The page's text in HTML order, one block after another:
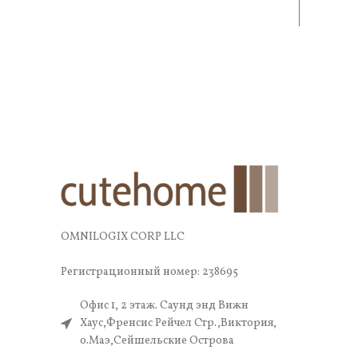
OMNILOGIX CORP LLC
Регистрационный номер: 238695
Офис 1, 2 этаж. Саунд энд Вижн
Хаус,Френсис Рейчел Стр.,Виктория,
о.Маэ,Сейшельские Острова